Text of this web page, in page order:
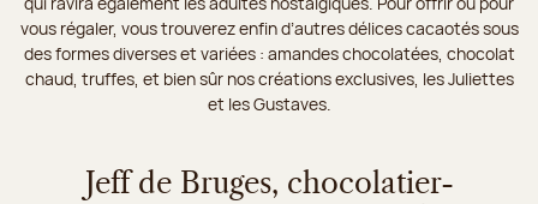
vous régaler, vous trouverez enfin d’autres délices cacaotés sous
des formes diverses et variées : amandes chocolatées, chocolat
chaud, truffes, et bien sûr nos créations exclusives, les Juliettes
et les Gustaves.
Jeff de Bruges, chocolatier-